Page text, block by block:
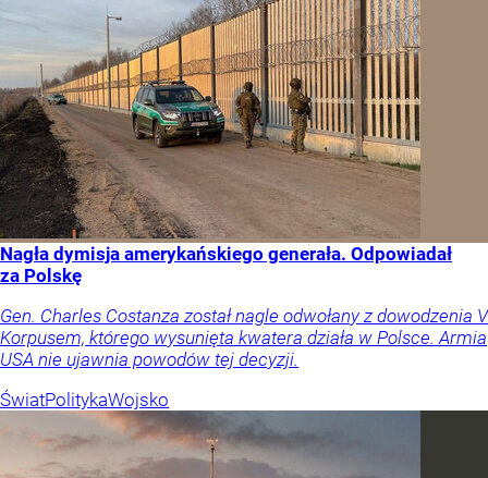
Nagła dymisja amerykańskiego generała. Odpowiadał
za Polskę
Gen. Charles Costanza został nagle odwołany z dowodzenia V
Korpusem, którego wysunięta kwatera działa w Polsce. Armia
USA nie ujawnia powodów tej decyzji.
ŚwiatPolitykaWojsko